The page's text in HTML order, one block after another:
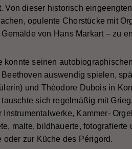
Von dieser historisch
opulente Chorstücke mit
von Hans Markart – zu
konnte seinen
auswendig spielen,
und Théodore Dubois in
sich regelmäßig mit
Instrumentalwerke, Kammer-
malte, bildhauerte,
oder zur Küche des Périgord.